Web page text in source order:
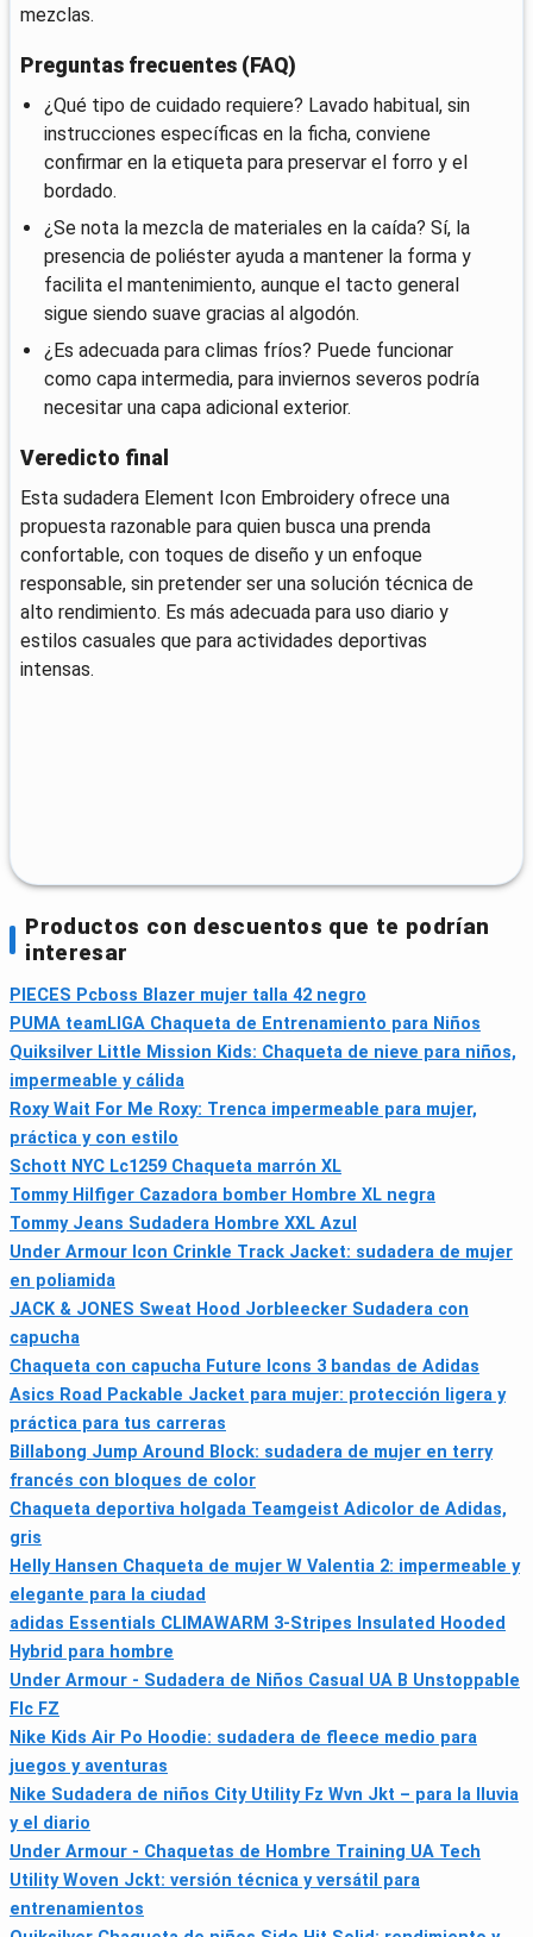
mezclas.
Preguntas frecuentes (FAQ)
¿Qué tipo de cuidado requiere? Lavado habitual, sin
instrucciones específicas en la ficha, conviene
confirmar en la etiqueta para preservar el forro y el
bordado.
¿Se nota la mezcla de materiales en la caída? Sí, la
presencia de poliéster ayuda a mantener la forma y
facilita el mantenimiento, aunque el tacto general
sigue siendo suave gracias al algodón.
¿Es adecuada para climas fríos? Puede funcionar
como capa intermedia, para inviernos severos podría
necesitar una capa adicional exterior.
Veredicto final
Esta sudadera Element Icon Embroidery ofrece una
propuesta razonable para quien busca una prenda
confortable, con toques de diseño y un enfoque
responsable, sin pretender ser una solución técnica de
alto rendimiento. Es más adecuada para uso diario y
estilos casuales que para actividades deportivas
intensas.
Productos con descuentos que te podrían
interesar
PIECES Pcboss Blazer mujer talla 42 negro
PUMA teamLIGA Chaqueta de Entrenamiento para Niños
Quiksilver Little Mission Kids: Chaqueta de nieve para niños,
impermeable y cálida
Roxy Wait For Me Roxy: Trenca impermeable para mujer,
práctica y con estilo
Schott NYC Lc1259 Chaqueta marrón XL
Tommy Hilfiger Cazadora bomber Hombre XL negra
Tommy Jeans Sudadera Hombre XXL Azul
Under Armour Icon Crinkle Track Jacket: sudadera de mujer
en poliamida
JACK & JONES Sweat Hood Jorbleecker Sudadera con
capucha
Chaqueta con capucha Future Icons 3 bandas de Adidas
Asics Road Packable Jacket para mujer: protección ligera y
práctica para tus carreras
Billabong Jump Around Block: sudadera de mujer en terry
francés con bloques de color
Chaqueta deportiva holgada Teamgeist Adicolor de Adidas,
gris
Helly Hansen Chaqueta de mujer W Valentia 2: impermeable y
elegante para la ciudad
adidas Essentials CLIMAWARM 3-Stripes Insulated Hooded
Hybrid para hombre
Under Armour - Sudadera de Niños Casual UA B Unstoppable
Flc FZ
Nike Kids Air Po Hoodie: sudadera de fleece medio para
juegos y aventuras
Nike Sudadera de niños City Utility Fz Wvn Jkt – para la lluvia
y el diario
Under Armour - Chaquetas de Hombre Training UA Tech
Utility Woven Jckt: versión técnica y versátil para
entrenamientos